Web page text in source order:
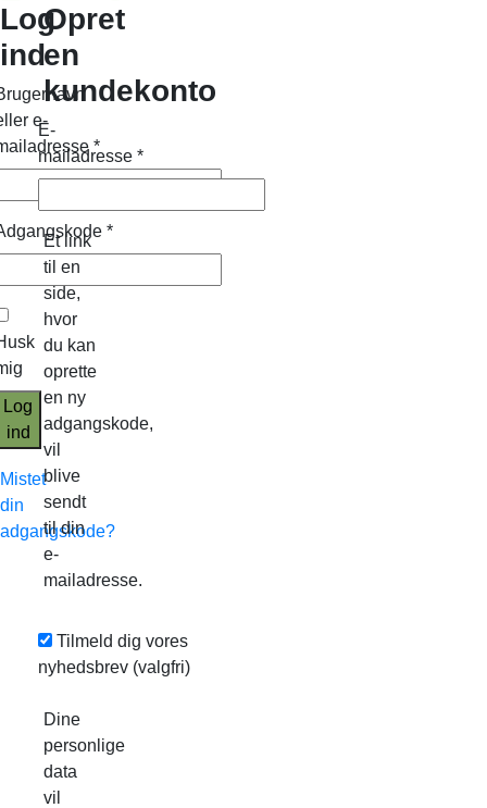
Log
ind
e-
*
*
Log
ind
Mistet
din
adgangskode?
Opret
en
kundekonto
E-
mailadresse *
Et link
til en
side,
hvor
du kan
oprette
en ny
adgangskode,
vil
blive
sendt
til din
e-
mailadresse.
Tilmeld dig vores
nyhedsbrev (valgfri)
Dine
personlige
data
vil